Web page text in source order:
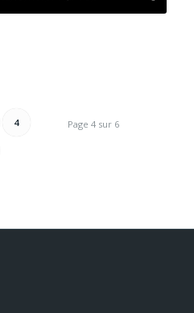
Page 4 sur 6
4